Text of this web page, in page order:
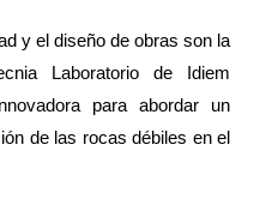
y el diseño de obras son la
Laboratorio de Idiem
para abordar un
de las rocas débiles en el